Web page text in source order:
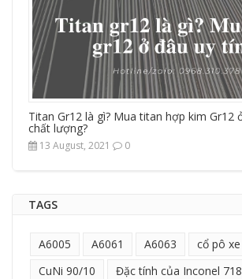
Titan Gr12 là gì? Mua titan hợp kim Gr12
chất lượng?
13 August, 2021 0
TAGS
A6005 A6061 A6063
cổ pô
CuNi 90/10
Đặc tính của Inconel 718